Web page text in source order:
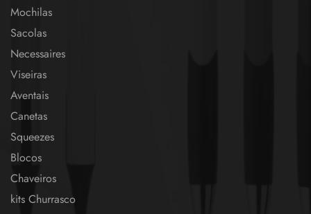
Mochilas
Sacolas
Necessaires
Viseiras
Aventais
Canetas
Squeezes
Blocos
Chaveiros
kits Churrasco